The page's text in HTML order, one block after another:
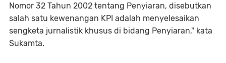
Nomor 32 Tahun 2002 tentang Penyiaran, disebutkan
salah satu kewenangan KPI adalah menyelesaikan
sengketa jurnalistik khusus di bidang Penyiaran," kata
Sukamta.